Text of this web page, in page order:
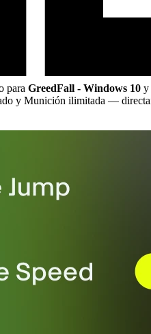
para GreedFall - Windows 10 y
y Munición ilimitada —